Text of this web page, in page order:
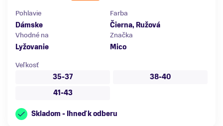
Pohlavie
Dámske
Farba
Čierna, Ružová
Vhodné na
Lyžovanie
Značka
Mico
Veľkosť
35-37
38-40
41-43
Skladom - Ihneď k odberu